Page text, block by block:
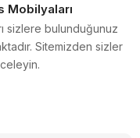
Mobilyaları
sizlere bulunduğunuz
Sitemizden sizler